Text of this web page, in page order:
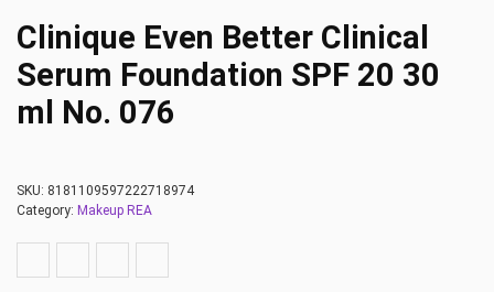
Clinique Even Better Clinical
Serum Foundation SPF 20 30
ml No. 076
SKU: 8181109597222718974
Category: Makeup REA